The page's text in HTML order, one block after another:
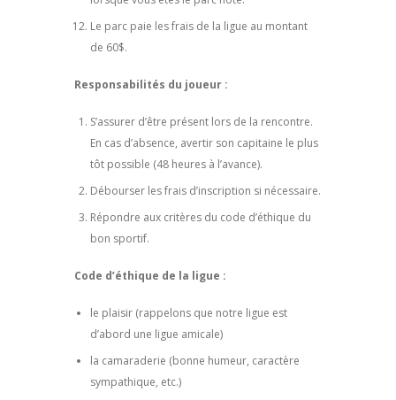
Le parc paie les frais de la ligue au montant
de 60$.
Responsabilités du joueur :
S’assurer d’être présent lors de la rencontre.
En cas d’absence, avertir son capitaine le plus
tôt possible (48 heures à l’avance).
Débourser les frais d’inscription si nécessaire.
Répondre aux critères du code d’éthique du
bon sportif.
Code d’éthique de la ligue :
le plaisir (rappelons que notre ligue est
d’abord une ligue amicale)
la camaraderie (bonne humeur, caractère
sympathique, etc.)